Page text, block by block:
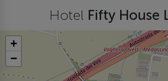
Hotel Fifty House
+
−